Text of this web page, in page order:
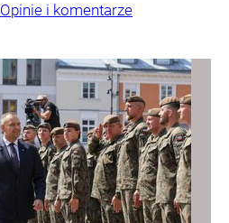
Opinie i komentarze